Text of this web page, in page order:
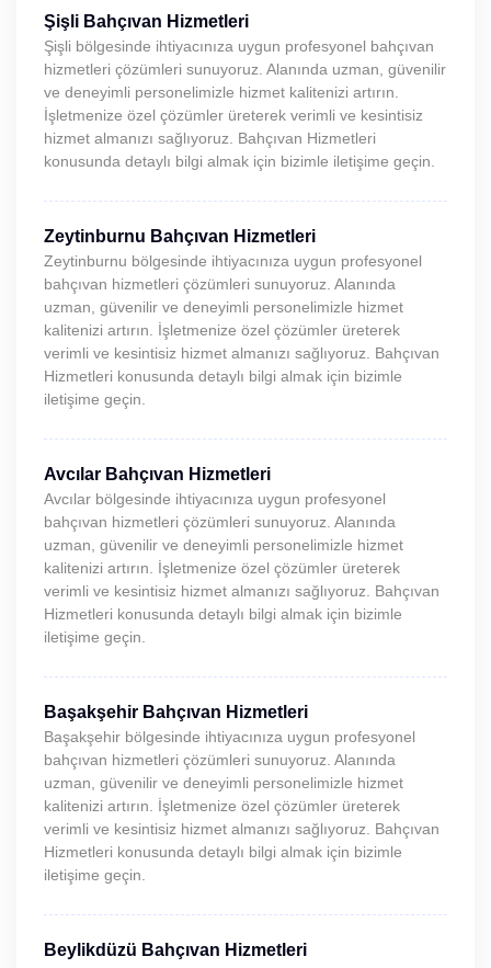
Şişli Bahçıvan Hizmetleri
Şişli bölgesinde ihtiyacınıza uygun profesyonel bahçıvan
hizmetleri çözümleri sunuyoruz. Alanında uzman, güvenilir
ve deneyimli personelimizle hizmet kalitenizi artırın.
İşletmenize özel çözümler üreterek verimli ve kesintisiz
hizmet almanızı sağlıyoruz. Bahçıvan Hizmetleri
konusunda detaylı bilgi almak için bizimle iletişime geçin.
Zeytinburnu Bahçıvan Hizmetleri
Zeytinburnu bölgesinde ihtiyacınıza uygun profesyonel
bahçıvan hizmetleri çözümleri sunuyoruz. Alanında
uzman, güvenilir ve deneyimli personelimizle hizmet
kalitenizi artırın. İşletmenize özel çözümler üreterek
verimli ve kesintisiz hizmet almanızı sağlıyoruz. Bahçıvan
Hizmetleri konusunda detaylı bilgi almak için bizimle
iletişime geçin.
Avcılar Bahçıvan Hizmetleri
Avcılar bölgesinde ihtiyacınıza uygun profesyonel
bahçıvan hizmetleri çözümleri sunuyoruz. Alanında
uzman, güvenilir ve deneyimli personelimizle hizmet
kalitenizi artırın. İşletmenize özel çözümler üreterek
verimli ve kesintisiz hizmet almanızı sağlıyoruz. Bahçıvan
Hizmetleri konusunda detaylı bilgi almak için bizimle
iletişime geçin.
Başakşehir Bahçıvan Hizmetleri
Başakşehir bölgesinde ihtiyacınıza uygun profesyonel
bahçıvan hizmetleri çözümleri sunuyoruz. Alanında
uzman, güvenilir ve deneyimli personelimizle hizmet
kalitenizi artırın. İşletmenize özel çözümler üreterek
verimli ve kesintisiz hizmet almanızı sağlıyoruz. Bahçıvan
Hizmetleri konusunda detaylı bilgi almak için bizimle
iletişime geçin.
Beylikdüzü Bahçıvan Hizmetleri